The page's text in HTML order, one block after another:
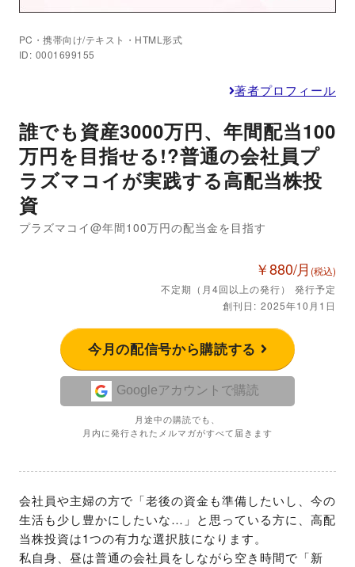
PC・携帯向け/テキスト・HTML形式
ID: 0001699155
著者プロフィール
誰でも資産3000万円、年間配当100
万円を目指せる!?普通の会社員プ
ラズマコイが実践する高配当株投
資
プラズマコイ@年間100万円の配当金を目指す
￥880/月 (税込)
不定期（月4回以上の発行） 発行予定
創刊日: 2025年10月1日
今月の配信号から購読する
Googleアカウントで購読
月途中の購読でも、
月内に発行されたメルマガがすべて届きます
会社員や主婦の方で「老後の資金も準備したいし、今の
生活も少し豊かにしたいな…」と思っている方に、高配
当株投資は1つの有力な選択肢になります。
私自身、昼は普通の会社員をしながら空き時間で「新